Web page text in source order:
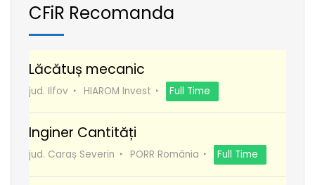
CFiR Recomanda
Lăcătuș mecanic
jud. Ilfov HIAROM Invest Full Time
Inginer Cantități
jud. Caraș Severin PORR România Full Time